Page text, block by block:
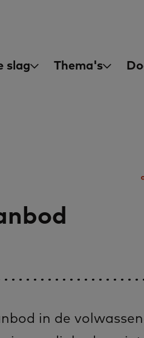
slag Thema's
in de